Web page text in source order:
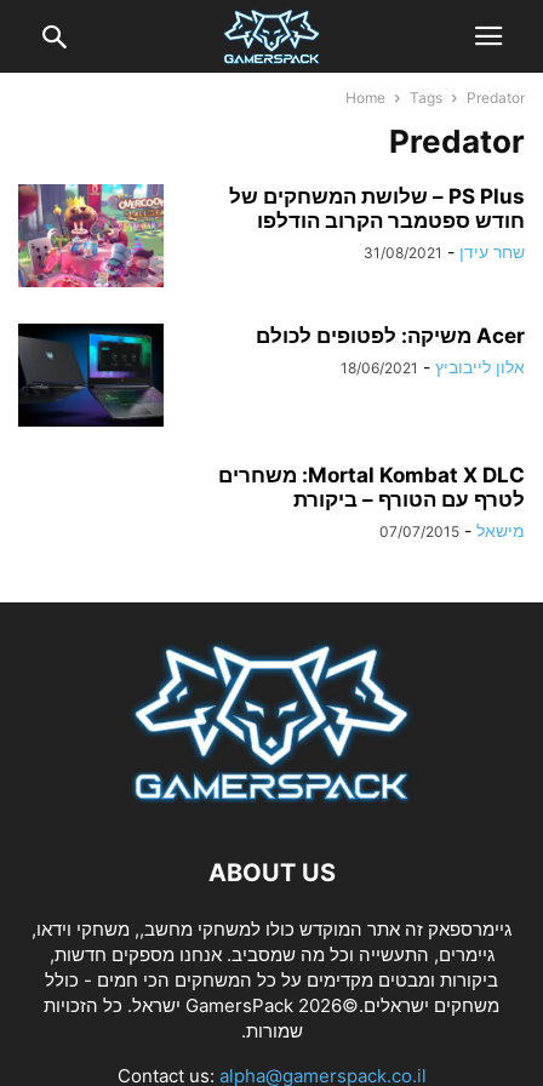
Home Tags Predator
Predator
PS Plus – שלושת המשחקים של
חודש ספטמבר הקרוב הודלפו
שחר עידן -
31/08/2021
Acer משיקה: לפטופים לכולם
אלון לייבוביץ -
18/06/2021
Mortal Kombat X DLC: משחרים
לטרף עם הטורף – ביקורת
מישאל -
07/07/2015
ABOUT US
גיימרספאק זה אתר המוקדש כולו למשחקי מחשב,, משחקי וידאו,
גיימרים, התעשייה וכל מה שמסביב. אנחנו מספקים חדשות,
ביקורות ומבטים מקדימים על כל המשחקים הכי חמים - כולל
משחקים ישראלים.©2026 GamersPack ישראל. כל הזכויות
שמורות.
Contact us: alpha@gamerspack.co.il